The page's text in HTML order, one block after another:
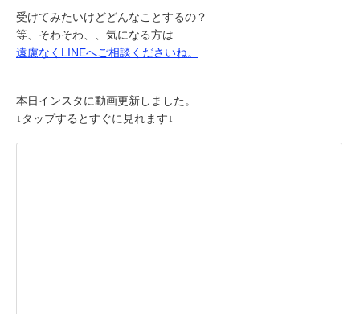
受けてみたいけどどんなことするの？
等、そわそわ、、気になる方は
遠慮なくLINEへご相談くださいね。
本日インスタに動画更新しました。
↓タップするとすぐに見れます↓